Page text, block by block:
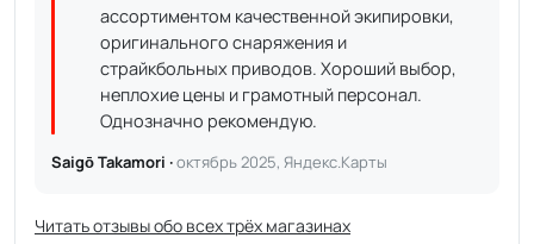
ассортиментом качественной экипировки,
оригинального снаряжения и
страйкбольных приводов. Хороший выбор,
неплохие цены и грамотный персонал.
Однозначно рекомендую.
Saigō Takamori ·октябрь 2025, Яндекс.Карты
Читать отзывы обо всех трёх магазинах